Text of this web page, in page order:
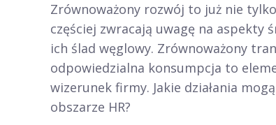
Zrównoważony rozwój to już nie
częściej zwracają uwagę na aspekty
ich ślad węglowy. Zrównoważony
odpowiedzialna konsumpcja to
wizerunek firmy. Jakie działania
obszarze HR?